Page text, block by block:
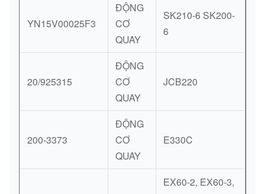
YN15V00025F3
ĐỘNG
CƠ
QUAY
SK210-6 SK200-
6
20/925315
ĐỘNG
CƠ
QUAY
JCB220
200-3373
ĐỘNG
CƠ
QUAY
E330C
EX60-2, EX60-3,